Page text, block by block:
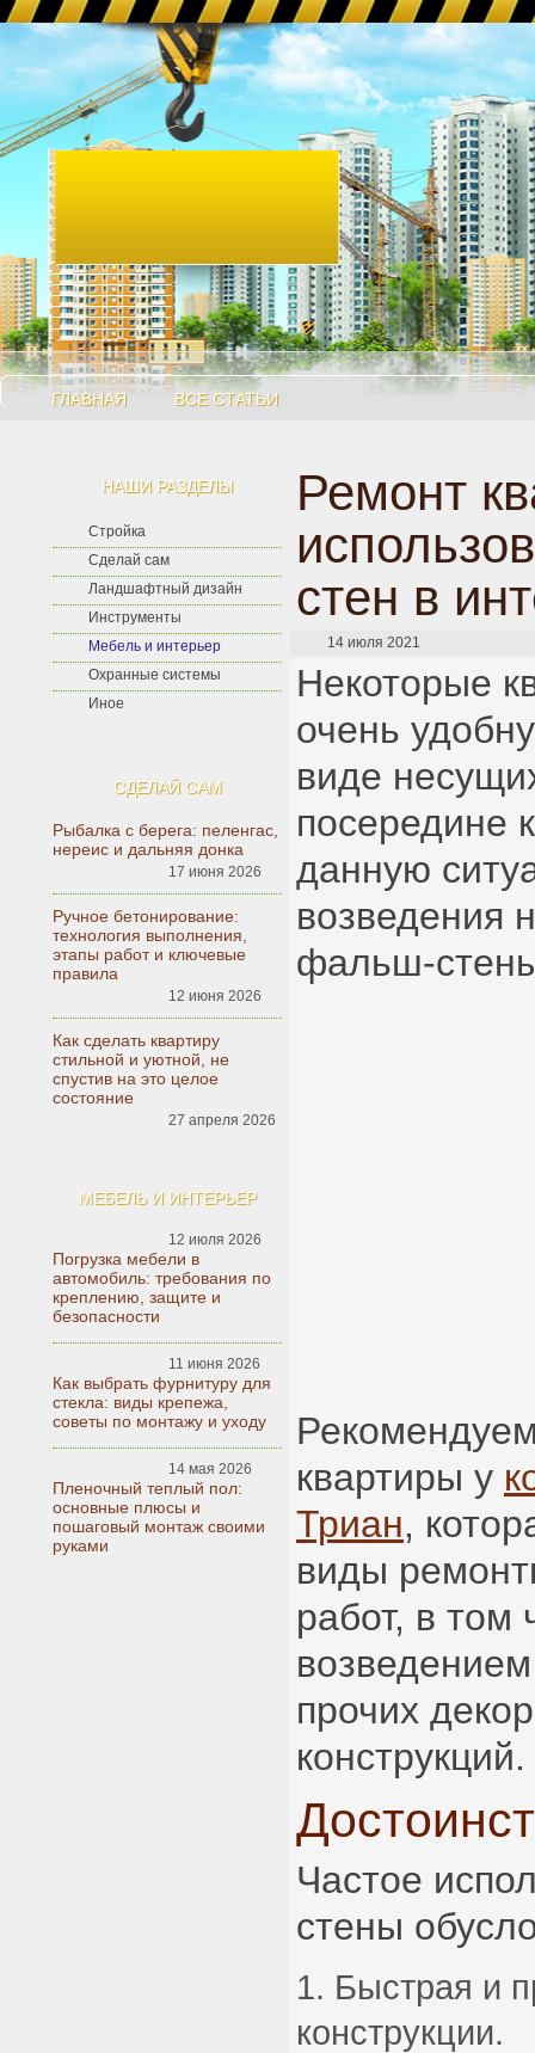
ГЛАВНАЯ ВСЕ СТАТЬИ
НАШИ РАЗДЕЛЫ
Стройка
Сделай сам
Ландшафтный дизайн
Инструменты
Мебель и интерьер
Охранные системы
Иное
СДЕЛАЙ САМ
Рыбалка с берега: пеленгас,
нереис и дальняя донка
17 июня 2026
Ручное бетонирование:
технология выполнения,
этапы работ и ключевые
правила
12 июня 2026
Как сделать квартиру
стильной и уютной, не
спустив на это целое
состояние
27 апреля 2026
МЕБЕЛЬ И ИНТЕРЬЕР
12 июля 2026
Погрузка мебели в
автомобиль: требования по
креплению, защите и
безопасности
11 июня 2026
Как выбрать фурнитуру для
стекла: виды крепежа,
советы по монтажу и уходу
14 мая 2026
Пленочный теплый пол:
основные плюсы и
пошаговый монтаж своими
руками
Ремонт
стен в
14 июля 2021
Некоторые
очень
виде
посередине
данную
возведения
фальш-
квартиры у
Триан,
виды
работ, в том
прочих
конструкций.
Частое
стены
Быстрая и
конструкции.